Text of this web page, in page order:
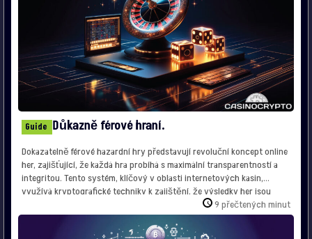
Guide Důkazně férové hraní.
Dokazatelně férové hazardní hry představují revoluční koncept online
her, zajišťující, že každá hra probíhá s maximální transparentností a
integritou. Tento systém, klíčový v oblasti internetových kasin,
využívá kryptografické techniky k zajištění, že výsledky her jsou
férové a nezaujaté. Definice Dokazatelně Férového Hazardu
Dokazatelně férový hazard je technika používaná především online
kasinovými platformami k ověření spravedlnosti […]
9 přečtených minut